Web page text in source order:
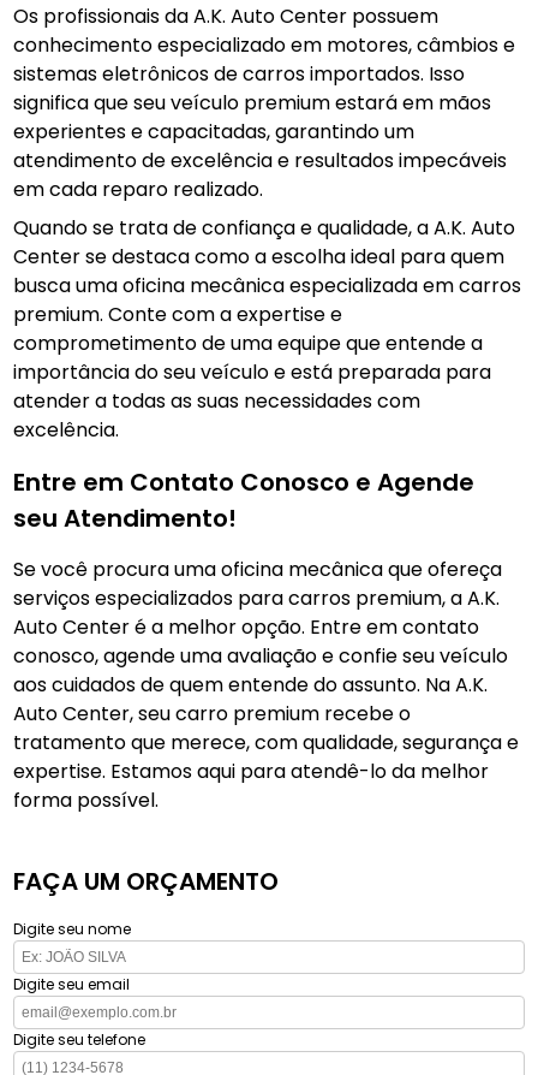
Os profissionais da A.K. Auto Center possuem
conhecimento especializado em motores, câmbios e
sistemas eletrônicos de carros importados. Isso
significa que seu veículo premium estará em mãos
experientes e capacitadas, garantindo um
atendimento de excelência e resultados impecáveis
em cada reparo realizado.
Quando se trata de confiança e qualidade, a A.K. Auto
Center se destaca como a escolha ideal para quem
busca uma oficina mecânica especializada em carros
premium. Conte com a expertise e
comprometimento de uma equipe que entende a
importância do seu veículo e está preparada para
atender a todas as suas necessidades com
excelência.
Entre em Contato Conosco e Agende
seu Atendimento!
Se você procura uma oficina mecânica que ofereça
serviços especializados para carros premium, a A.K.
Auto Center é a melhor opção. Entre em contato
conosco, agende uma avaliação e confie seu veículo
aos cuidados de quem entende do assunto. Na A.K.
Auto Center, seu carro premium recebe o
tratamento que merece, com qualidade, segurança e
expertise. Estamos aqui para atendê-lo da melhor
forma possível.
FAÇA UM ORÇAMENTO
Digite seu nome
Digite seu email
Digite seu telefone